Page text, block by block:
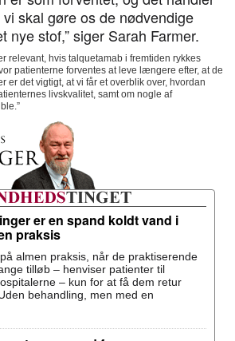
skal gøre os de nødvendige
nye stof,” siger Sarah Farmer.
relevant, hvis talquetamab i fremtiden rykkes
patienterne forventes at leve længere efter, at de
er det vigtigt, at vi får et overblik over, hvordan
livskvalitet, samt om nogle af
er en spand koldt vand i
praksis
almen praksis, når de praktiserende
tilløb – henviser patienter til
– kun for at få dem retur
behandling, men med en